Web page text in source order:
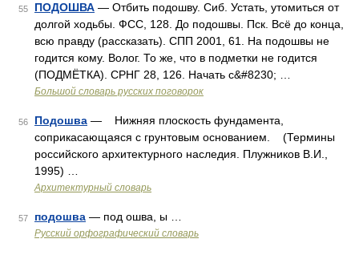
55 ПОДОШВА — Отбить подошву. Сиб. Устать, утомиться от
долгой ходьбы. ФСС, 128. До подошвы. Пск. Всё до конца,
всю правду (рассказать). СПП 2001, 61. На подошвы не
годится кому. Волог. То же, что в подметки не годится
(ПОДМЁТКА). СРНГ 28, 126. Начать с&#8230; …
Большой словарь русских поговорок
56 Подошва — Нижняя плоскость фундамента,
соприкасающаяся с грунтовым основанием. (Термины
российского архитектурного наследия. Плужников В.И.,
1995) …
Архитектурный словарь
57 подошва — под ошва, ы …
Русский орфографический словарь